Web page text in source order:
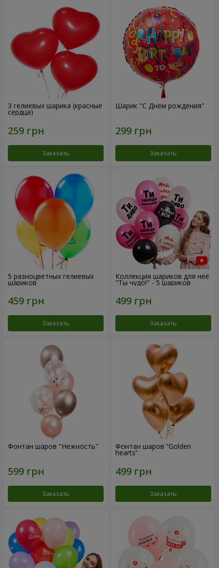
3 гелиевых шарика (красные
сердца)
Заказать
Шарик "С Днём рождения"
Заказать
5 разноцветных гелиевых
шариков
Заказать
Коллекция шариков для неё
"Ты чудо!" - 5 шариков
Заказать
Фонтан шаров "Нежность"
Заказать
Фонтан шаров “Golden
hearts”
Заказать